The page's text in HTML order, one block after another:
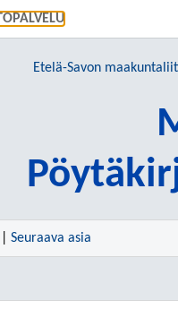
Etelä-Savon
Seuraava asia